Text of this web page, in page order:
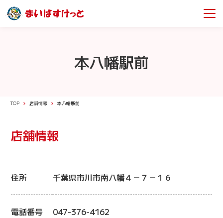
本八幡駅前
TOP 店舗情報 本八幡駅前
店舗情報
住所 千葉県市川市南八幡４－７－１６
電話番号 047-376-4162